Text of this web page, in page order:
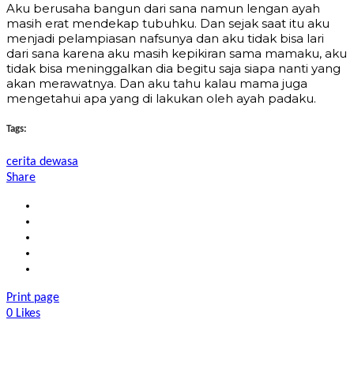
Aku berusaha bangun dari sana namun lengan ayah
masih erat mendekap tubuhku. Dan sejak saat itu aku
menjadi pelampiasan nafsunya dan aku tidak bisa lari
dari sana karena aku masih kepikiran sama mamaku, aku
tidak bisa meninggalkan dia begitu saja siapa nanti yang
akan merawatnya. Dan aku tahu kalau mama juga
mengetahui apa yang di lakukan oleh ayah padaku.
Tags:
cerita dewasa
Share
Print page
0 Likes